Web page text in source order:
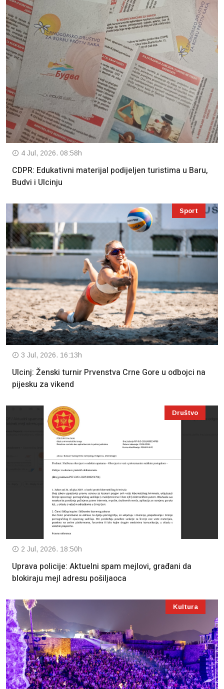
4 Jul, 2026. 08:58h
CDPR: Edukativni materijal podijeljen turistima u Baru,
Budvi i Ulcinju
Sport
3 Jul, 2026. 16:13h
Ulcinj: Ženski turnir Prvenstva Crne Gore u odbojci na
pijesku za vikend
Društvo
2 Jul, 2026. 18:50h
Uprava policije: Aktuelni spam mejlovi, građani da
blokiraju mejl adresu pošiljaoca
Kultura